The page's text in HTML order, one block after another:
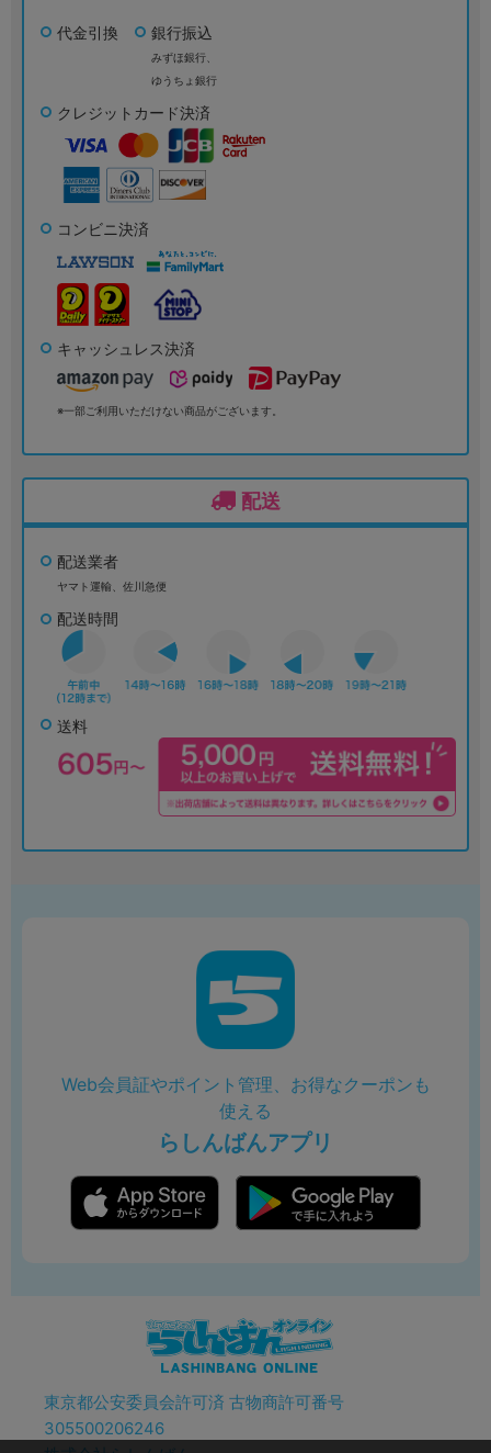
代金引換 銀行振込
みずほ銀行、
ゆうちょ銀行
クレジットカード決済
コンビニ決済
キャッシュレス決済
※一部ご利用いただけない商品がございます。
配送
配送業者
ヤマト運輸、佐川急便
配送時間
送料
Web会員証やポイント管理、お得なクーポンも
使える
らしんばんアプリ
東京都公安委員会許可済 古物商許可番号
305500206246